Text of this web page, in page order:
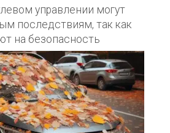
управлении могут
последствиям, так как
на безопасность